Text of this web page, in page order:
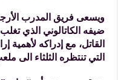
ويسعى فريق المدرب
القاتل، مع إدراكه لأهمية
التي تنتظره الثلثاء الى